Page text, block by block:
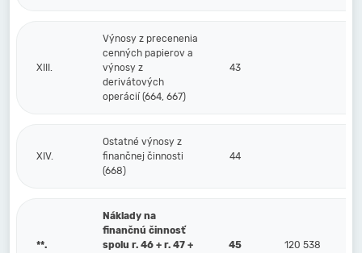
XIII.
Výnosy z precenenia
cenných papierov a
výnosy z
derivátových
operácií (664, 667)
43
XIV.
Ostatné výnosy z
finančnej činnosti
(668)
44
**.
Náklady na
finančnú činnosť
spolu r. 46 + r. 47 +
45 120 538